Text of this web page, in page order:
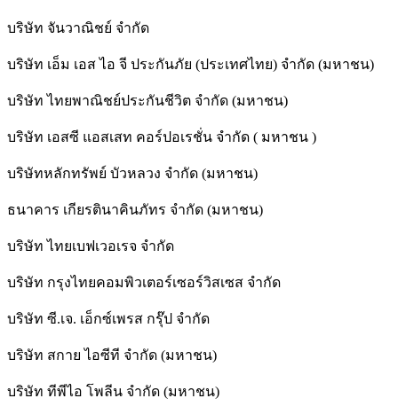
บริษัท จันวาณิชย์ จำกัด
บริษัท เอ็ม เอส ไอ จี ประกันภัย (ประเทศไทย) จำกัด (มหาชน)
บริษัท ไทยพาณิชย์ประกันชีวิต จำกัด (มหาชน)
บริษัท เอสซี แอสเสท คอร์ปอเรชั่น จำกัด ( มหาชน )
บริษัทหลักทรัพย์ บัวหลวง จำกัด (มหาชน)
ธนาคาร เกียรตินาคินภัทร จำกัด (มหาชน)
บริษัท ไทยเบฟเวอเรจ จำกัด
บริษัท กรุงไทยคอมพิวเตอร์เซอร์วิสเซส จำกัด
บริษัท ซี.เจ. เอ็กซ์เพรส กรุ๊ป จำกัด
บริษัท สกาย ไอซีที จำกัด (มหาชน)
บริษัท ทีพีไอ โพลีน จำกัด (มหาชน)